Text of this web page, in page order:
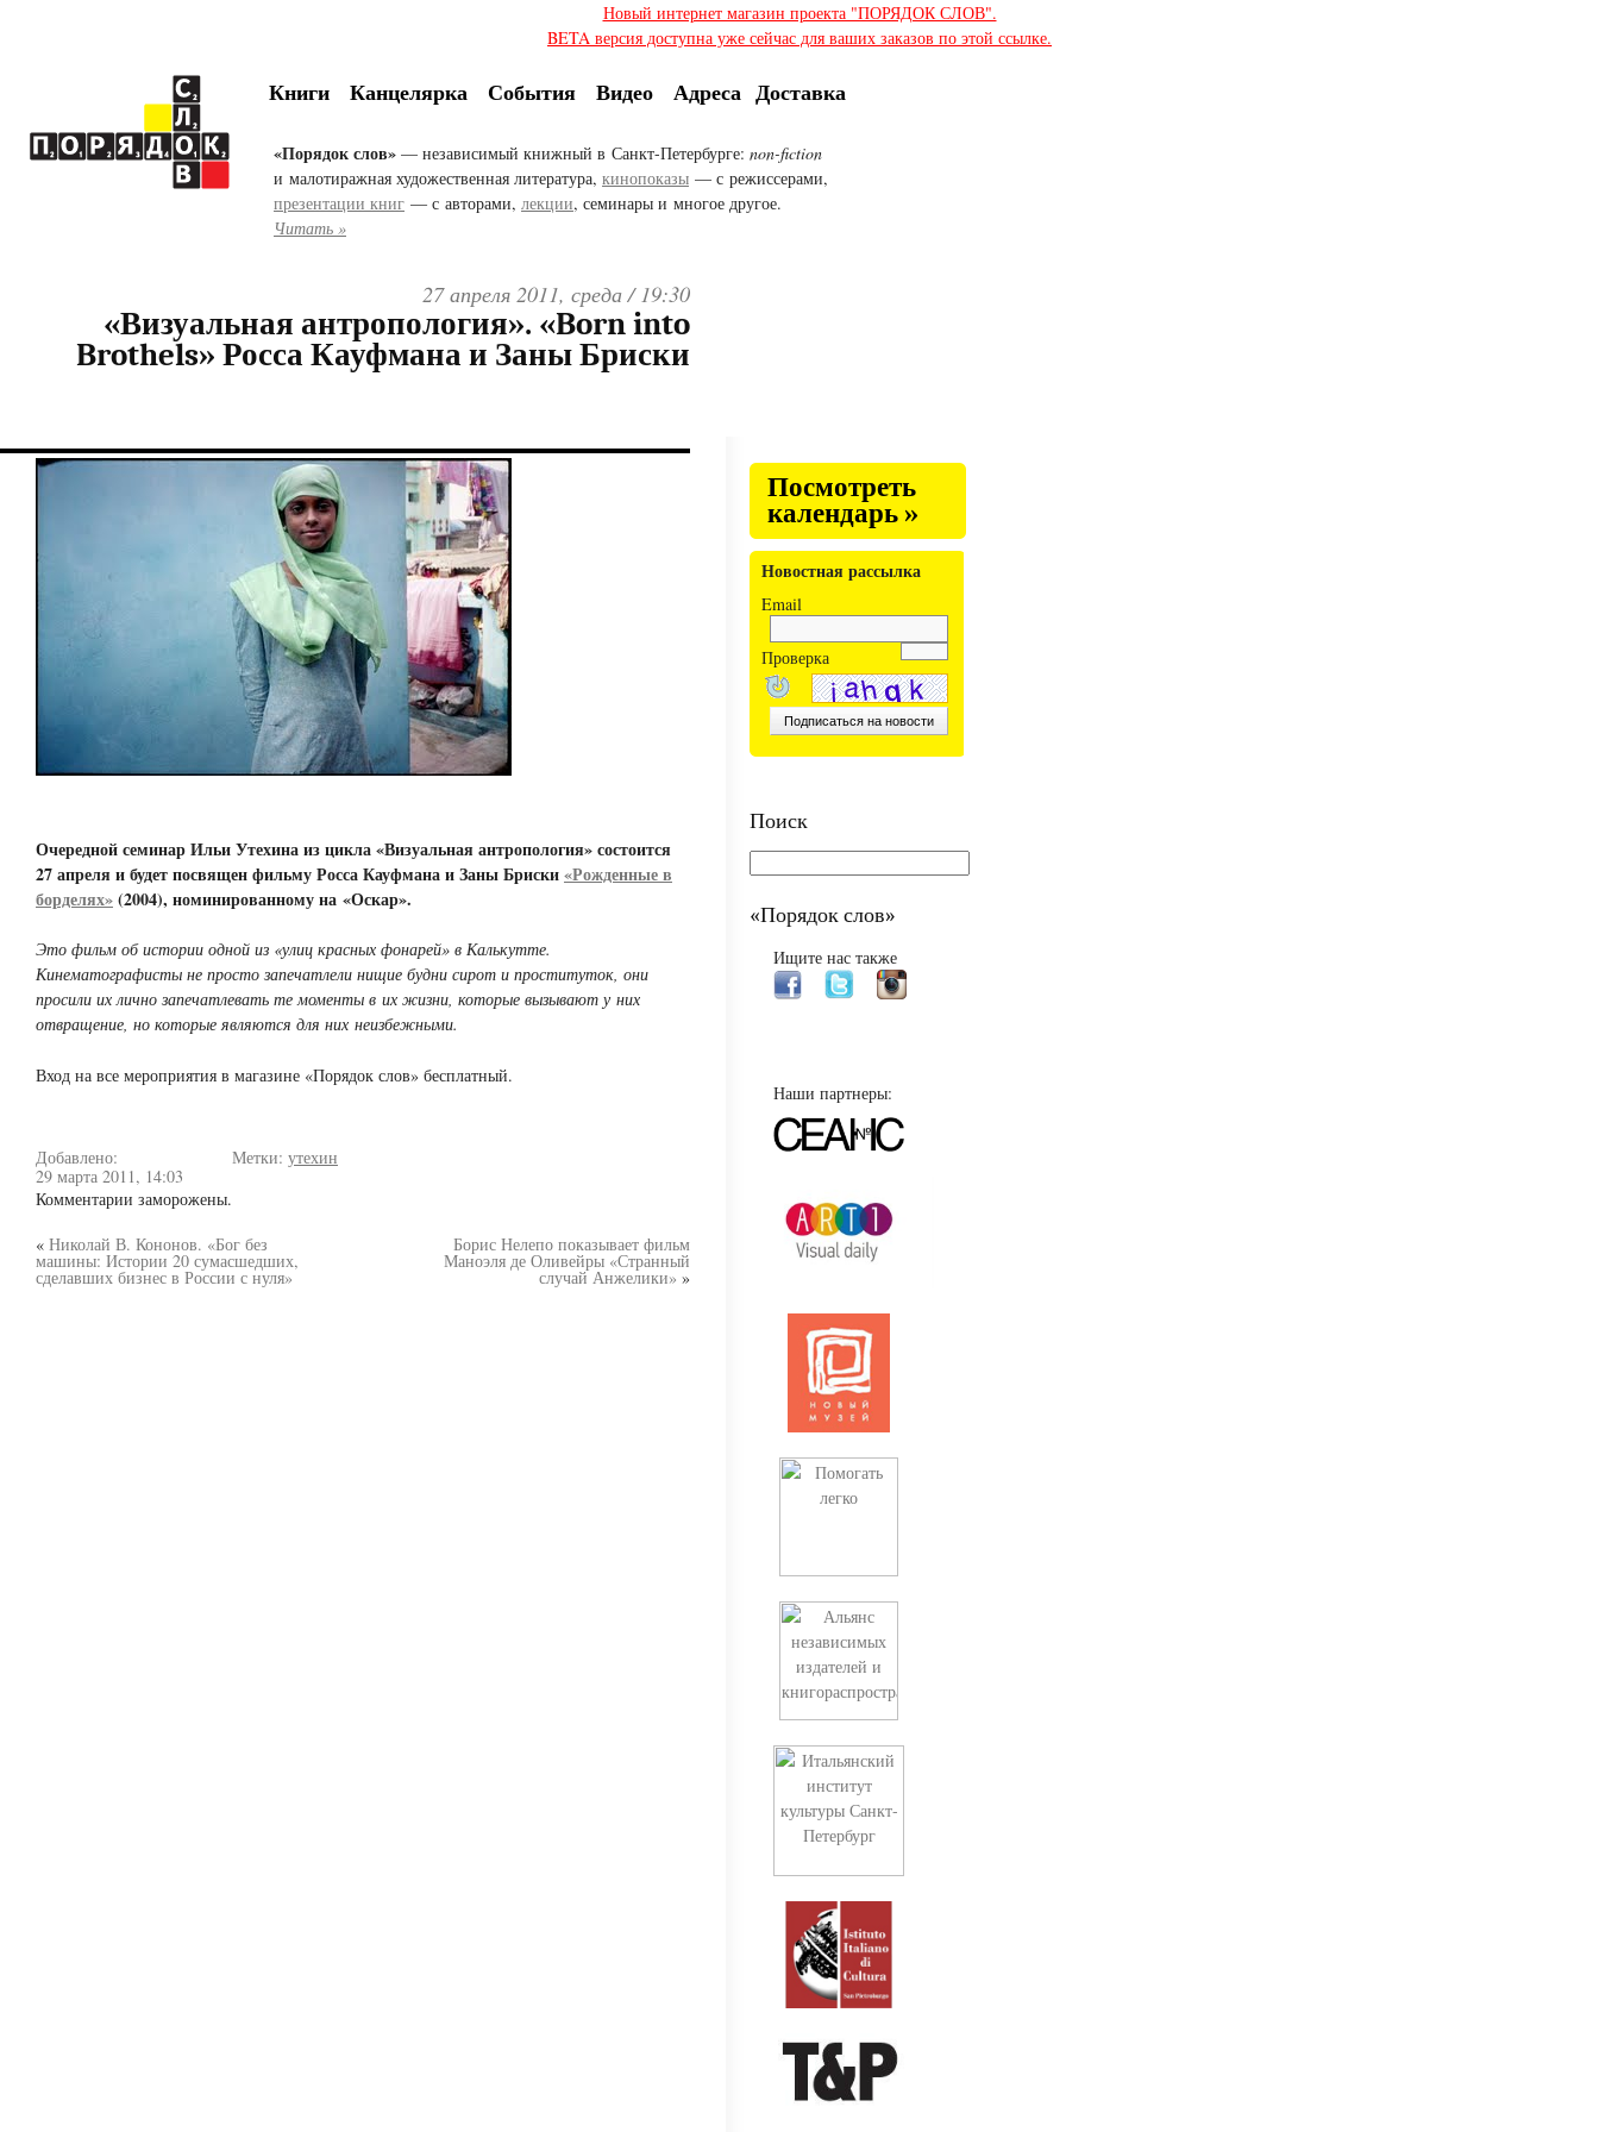
Новый интернет магазин проекта "ПОРЯДОК СЛОВ".
BETA версия доступна уже сейчас для ваших заказов по этой ссылке.
Книги Канцелярка События Видео Адреса Доставка
«Порядок слов» — независимый книжный в Санкт-Петербурге: non-fiction
и малотиражная художественная литература, кинопоказы — с режиссерами,
презентации книг — с авторами, лекции, семинары и многое другое.
Читать »
27 апреля 2011, среда /19:30
«Визуальная антропология». «Born into
Brothels» Росса Кауфмана и Заны Бриски
Очередной семинар Ильи Утехина из цикла «Визуальная антропология» состоится
27 апреля и будет посвящен фильму Росса Кауфмана и Заны Бриски«Рожденные в
борделях»(2004), номинированному на «Оскар».
Это фильм об истории одной из «улиц красных фонарей» в Калькутте.
Кинематографисты не просто запечатлели нищие будни сирот и проституток, они
просили их лично запечатлевать те моменты в их жизни, которые вызывают у них
отвращение, но которые являются для них неизбежными.
Вход на все мероприятия в магазине «Порядок слов» бесплатный.
Добавлено:
29 марта 2011, 14:03
Метки: утехин
Комментарии заморожены.
« Николай В. Кононов. «Бог без
машины: Истории 20 сумасшедших,
сделавших бизнес в России с нуля»
Борис Нелепо показывает фильм
Маноэля де Оливейры «Странный
случай Анжелики» »
Посмотреть
календарь »
Новостная рассылка
Email
Проверка
Поиск
«Порядок слов»
Ищите нас также
Наши партнеры: